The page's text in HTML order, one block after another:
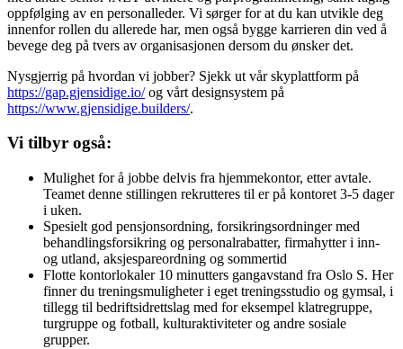
oppfølging av en personalleder. Vi sørger for at du kan utvikle deg
innenfor rollen du allerede har, men også bygge karrieren din ved å
bevege deg på tvers av organisasjonen dersom du ønsker det.
Nysgjerrig på hvordan vi jobber? Sjekk ut vår skyplattform på
https://gap.gjensidige.io/og vårt designsystem på
https://www.gjensidige.builders/.
Vi tilbyr også:
Mulighet for å jobbe delvis fra hjemmekontor, etter avtale.
Teamet denne stillingen rekrutteres til er på kontoret 3-5 dager
i uken.
Spesielt god pensjonsordning, forsikringsordninger med
behandlingsforsikring og personalrabatter, firmahytter i inn-
og utland, aksjespareordning og sommertid
Flotte kontorlokaler 10 minutters gangavstand fra Oslo S. Her
finner du treningsmuligheter i eget treningsstudio og gymsal, i
tillegg til bedriftsidrettslag med for eksempel klatregruppe,
turgruppe og fotball, kulturaktiviteter og andre sosiale
grupper.